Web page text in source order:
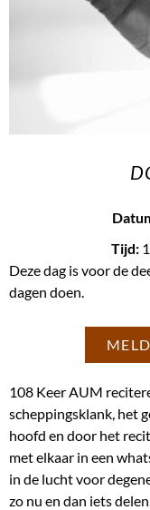
Tijd:
Deze dag is voor de
dagen doen.
108 Keer AUM
scheppingsklank, het
hoofd en door het
met elkaar in een
in de lucht voor
zo nu en dan iets